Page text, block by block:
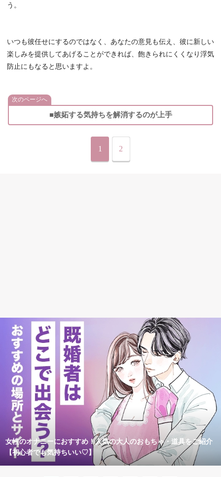
う。
いつも彼任せにするのではなく、あなたの意見も伝え、彼に新しい
楽しみを提供してあげることができれば、飽きられにくくなり浮気
防止にもなると思いますよ。
次のページへ
■嫉妬する気持ちを解消するのが上手
1 2
女性のオナニーにおすすめ！人気の大人のおもちゃ・道具をご紹介
【初心者でも気持ちいい♡】